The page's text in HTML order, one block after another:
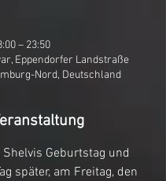
– 23:50
Eppendorfer Landstraße
Nord, Deutschland
Geburtstag und
später, am Freitag, den